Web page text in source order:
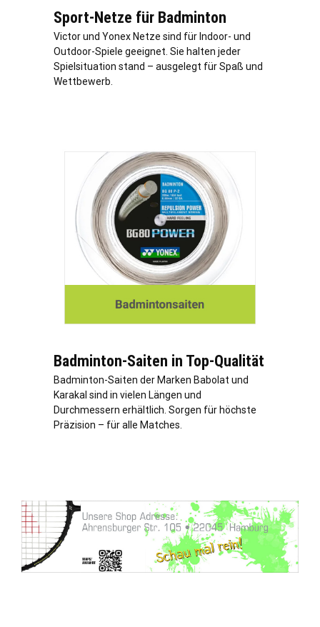
Sport-Netze für Badminton
Victor und Yonex Netze sind für Indoor- und
Outdoor-Spiele geeignet. Sie halten jeder
Spielsituation stand – ausgelegt für Spaß und
Wettbewerb.
Badminton-Saiten in Top-Qualität
Badminton-Saiten der Marken Babolat und
Karakal sind in vielen Längen und
Durchmessern erhältlich. Sorgen für höchste
Präzision – für alle Matches.